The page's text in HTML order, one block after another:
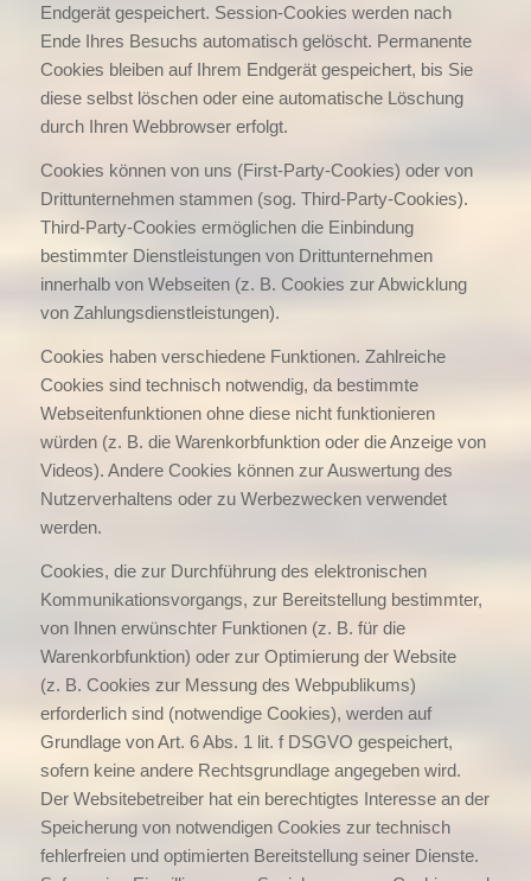
Endgerät gespeichert. Session-Cookies werden nach
Ende Ihres Besuchs automatisch gelöscht. Permanente
Cookies bleiben auf Ihrem Endgerät gespeichert, bis Sie
diese selbst löschen oder eine automatische Löschung
durch Ihren Webbrowser erfolgt.
Cookies können von uns (First-Party-Cookies) oder von
Drittunternehmen stammen (sog. Third-Party-Cookies).
Third-Party-Cookies ermöglichen die Einbindung
bestimmter Dienstleistungen von Drittunternehmen
innerhalb von Webseiten (z. B. Cookies zur Abwicklung
von Zahlungsdienstleistungen).
Cookies haben verschiedene Funktionen. Zahlreiche
Cookies sind technisch notwendig, da bestimmte
Webseitenfunktionen ohne diese nicht funktionieren
würden (z. B. die Warenkorbfunktion oder die Anzeige von
Videos). Andere Cookies können zur Auswertung des
Nutzerverhaltens oder zu Werbezwecken verwendet
werden.
Cookies, die zur Durchführung des elektronischen
Kommunikationsvorgangs, zur Bereitstellung bestimmter,
von Ihnen erwünschter Funktionen (z. B. für die
Warenkorbfunktion) oder zur Optimierung der Website
(z. B. Cookies zur Messung des Webpublikums)
erforderlich sind (notwendige Cookies), werden auf
Grundlage von Art. 6 Abs. 1 lit. f DSGVO gespeichert,
sofern keine andere Rechtsgrundlage angegeben wird.
Der Websitebetreiber hat ein berechtigtes Interesse an der
Speicherung von notwendigen Cookies zur technisch
fehlerfreien und optimierten Bereitstellung seiner Dienste.